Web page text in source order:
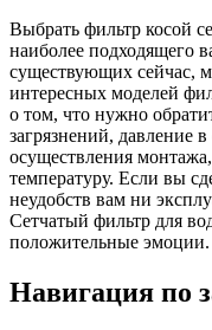
Выбрать фильтр косой
наиболее подходящего
существующих сейчас,
интересных моделей
о том, что нужно
загрязнений, давление
осуществления
температуру. Если вы
неудобств вам ни
Сетчатый фильтр для
положительные эмоции.
Навигация по